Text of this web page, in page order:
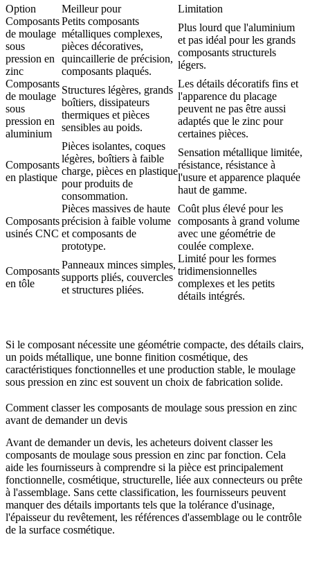
Option Meilleur pour
Limitation
Composants
de moulage
sous
pression en
zinc
Petits composants
métalliques complexes,
pièces décoratives,
quincaillerie de précision,
composants plaqués.
Plus lourd que l'aluminium
et pas idéal pour les grands
composants structurels
légers.
Composants
de moulage
sous
pression en
aluminium
Structures légères, grands
boîtiers, dissipateurs
thermiques et pièces
sensibles au poids.
Les détails décoratifs fins et
l'apparence du placage
peuvent ne pas être aussi
adaptés que le zinc pour
certaines pièces.
Composants
en plastique
Pièces isolantes, coques
légères, boîtiers à faible
charge, pièces en plastique
pour produits de
consommation.
Sensation métallique limitée,
résistance, résistance à
l'usure et apparence plaquée
haut de gamme.
Composants
usinés CNC
Pièces massives de haute
précision à faible volume
et composants de
prototype.
Coût plus élevé pour les
composants à grand volume
avec une géométrie de
coulée complexe.
Composants
en tôle
Panneaux minces simples,
supports pliés, couvercles
et structures pliées.
Limité pour les formes
tridimensionnelles
complexes et les petits
détails intégrés.
Si le composant nécessite une géométrie compacte, des détails clairs,
un poids métallique, une bonne finition cosmétique, des
caractéristiques fonctionnelles et une production stable, le moulage
sous pression en zinc est souvent un choix de fabrication solide.
Comment classer les composants de moulage sous pression en zinc
avant de demander un devis
Avant de demander un devis, les acheteurs doivent classer les
composants de moulage sous pression en zinc par fonction. Cela
aide les fournisseurs à comprendre si la pièce est principalement
fonctionnelle, cosmétique, structurelle, liée aux connecteurs ou prête
à l'assemblage. Sans cette classification, les fournisseurs peuvent
manquer des détails importants tels que la tolérance d'usinage,
l'épaisseur du revêtement, les références d'assemblage ou le contrôle
de la surface cosmétique.